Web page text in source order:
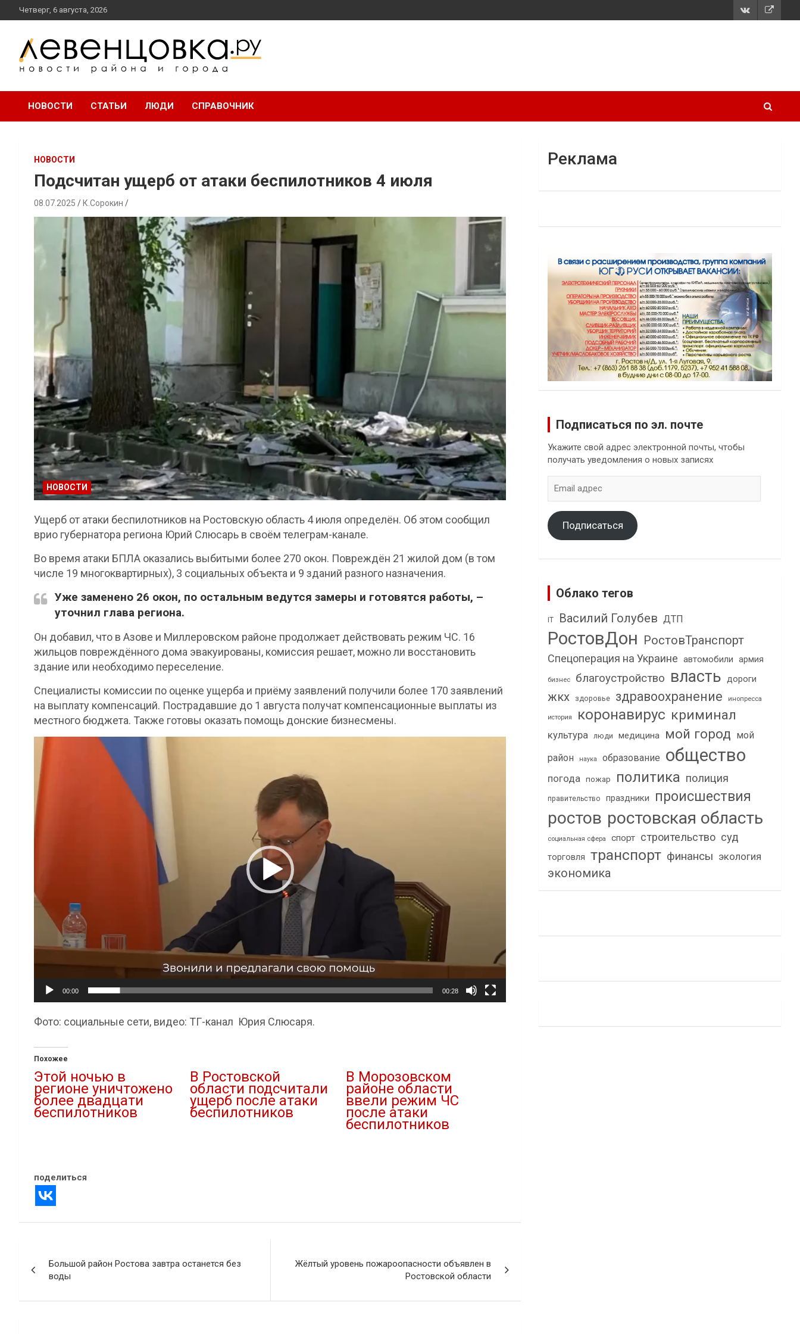
перейти
к
Четверг, 6 августа, 2026
Левенцовка Ру
НОВОСТИ СТАТЬИ ЛЮДИ СПРАВОЧНИК
НОВОСТИ
Подсчитан ущерб от атаки беспилотников 4 июля
08.07.2025 К.Сорокин
НОВОСТИ
Ущерб от атаки беспилотников на Ростовскую область 4 июля определён. Об этом сообщил
врио губернатора региона Юрий Слюсарь в своём телеграм-канале.
Во время атаки БПЛА оказались выбитыми более 270 окон. Повреждён 21 жилой дом (в том
числе 19 многоквартирных), 3 социальных объекта и 9 зданий разного назначения.
Уже заменено 26 окон, по остальным ведутся замеры и готовятся работы, –
уточнил глава региона.
Он добавил, что в Азове и Миллеровском районе продолжает действовать режим ЧС. 16
жильцов повреждённого дома эвакуированы, комиссия решает, можно ли восстановить
здание или необходимо переселение.
Специалисты комиссии по оценке ущерба и приёму заявлений получили более 170 заявлений
на выплату компенсаций. Пострадавшие до 1 августа получат компенсационные выплаты из
местного бюджета. Также готовы оказать помощь донские бизнесмены.
Видеоплеер
00:00 00:28
Фото: социальные сети, видео: ТГ-канал Юрия Слюсаря.
Похожее
Этой ночью в
регионе уничтожено
более двадцати
беспилотников
В Ростовской
области подсчитали
ущерб после атаки
беспилотников
В Морозовском
районе области
ввели режим ЧС
после атаки
беспилотников
поделиться
по
записям
Большой район Ростова завтра останется без
воды
Жёлтый уровень пожароопасности объявлен в
Ростовской области
Реклама
Подписаться по эл. почте
Укажите свой адрес электронной почты, чтобы
получать уведомления о новых записях
адрес
Подписаться
Облако тегов
IT Василий Голубев ДТП
РостовДон РостовТранспорт
Спецоперация на Украине автомобили армия
бизнес благоустройство власть дороги
жкх здоровье здравоохранение инопресса
история коронавирус криминал
культура люди медицина мой город мой
район
наука образование общество
погода пожар политика полиция
правительство праздники происшествия
ростов ростовская область
социальная сфера спорт строительство суд
торговля транспорт финансы экология
экономика